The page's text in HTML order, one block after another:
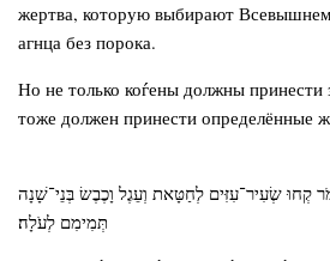
жертва, которую выбирают
агнца без порока.
Но не только коѓены должны принести
тоже должен принести определённые
קְחוּ שְׂעִיר־עִזִּים לְחַטָּאת וְעֵגֶל וָכֶבֶשׂ בְּנֵי־שָׁנָה
תְּמִימִם לְעֹלָה׃